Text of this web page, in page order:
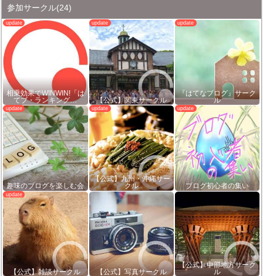
参加サークル(24)
相乗効果でWINWIN!「は
てブ・ランキング…
【公式】関東サークル
『はてなブログ』サーク
ル
趣味のブログを楽しむ会
【公式】九州・沖縄サー
クル
ブログ初心者の集い
【公式】雑談サークル 【公式】写真サークル
【公式】中部地方サーク
ル